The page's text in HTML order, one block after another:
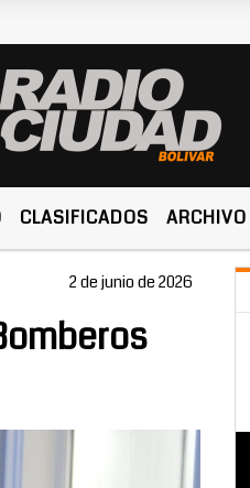
CLASIFICADOS ARCHIVO
2 de junio de 2026